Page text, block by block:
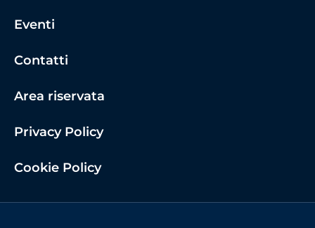
Eventi
Contatti
Area riservata
Privacy Policy
Cookie Policy